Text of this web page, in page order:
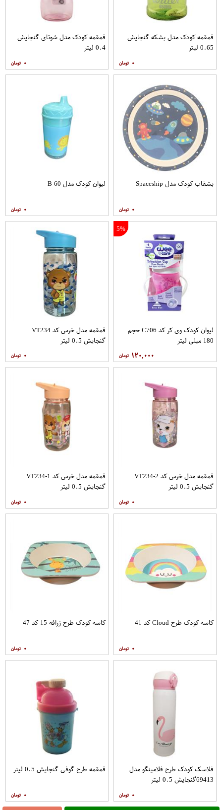
قمقمه کودک مدل بشکه گنجایش
0.65 لیتر
۰
قمقمه کودک مدل شوتای گنجایش
0.4 لیتر
۰
بشقاب کودک مدل Spaceship
۰
لیوان کودک مدل B-60
۰
5%
لیوان کودک وی کر کد C706 حجم
180 میلی لیتر
۱۲۰,۰۰۰
قمقمه مدل خرس کد VT234
گنجایش 0.5 لیتر
۰
قمقمه مدل خرس کد VT234-2
گنجایش 0.5 لیتر
۰
قمقمه مدل خرس کد VT234-1
گنجایش 0.5 لیتر
۰
کاسه کودک طرح Cloud کد 41
۰
کاسه کودک طرح زرافه 15 کد 47
۰
فلاسک کودک طرح فلامینگو مدل
69413گنجایش 0.5 لیتر
۰
قمقمه طرح گوفی گنجایش 0.5 لیتر
۰